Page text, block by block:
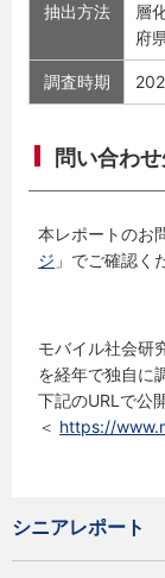
抽出方法
層
府
調査時期
問い合わ
本レポートのお
ジ 」でご確認く
モバイル社会研
を経年で独自に
下記のURLで公
＜ https://
シニアレポート